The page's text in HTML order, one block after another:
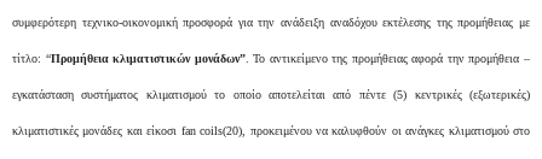
συμφερότερη τεχνικο-οικονομική προσφορά για την ανάδειξη αναδόχου εκτέλεσης της προμήθειας με
τίτλο: “Προμήθεια κλιματιστικών μονάδων”. To αντικείμενο της προμήθειας αφορά την προμήθεια –
εγκατάσταση συστήματος κλιματισμού το οποίο αποτελείται από πέντε (5) κεντρικές (εξωτερικές)
κλιματιστικές μονάδες και είκοσι fan coils(20), προκειμένου να καλυφθούν οι ανάγκες κλιματισμού στο